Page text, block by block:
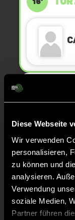
Diese Webseite
Wir verwenden
personalisieren,
zu können und
analysieren.
Verwendung
soziale Medien,
Partner führen
16'
16'
12'